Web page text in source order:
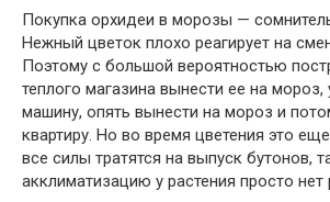
Покупка орхидеи в морозы —
Нежный цветок плохо реагирует на
Поэтому с большой вероятностью
теплого магазина вынести ее на мороз,
машину, опять вынести на мороз и
квартиру. Но во время цветения это
все силы тратятся на выпуск бутонов,
акклиматизацию у растения просто нет